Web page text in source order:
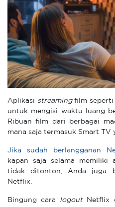
Aplikasi streamingfilm seperti
untuk mengisi waktu luang
Ribuan film dari berbagai
mana saja termasuk Smart TV
Jika sudah berlangganan
kapan saja selama memiliki
tidak ditonton, Anda juga
Netflix.
Bingung cara logout
Netflix